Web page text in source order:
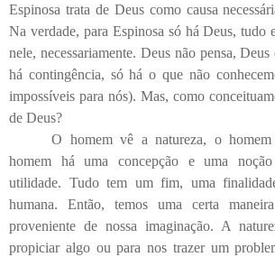
Espinosa trata de Deus como causa
Na verdade, para Espinosa só há Deus, tudo
nele, necessariamente. Deus não pensa,
há contingência, só há o que não
impossíveis para nós). Mas, como
de Deus?
O homem vê a natureza, o
homem há uma concepção e uma
utilidade. Tudo tem um fim, uma
humana. Então, temos uma certa
proveniente de nossa imaginação. A
propiciar algo ou para nos trazer um